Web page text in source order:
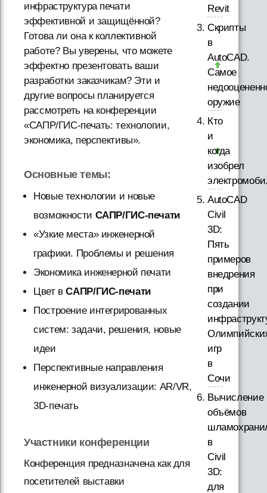
инфраструктура печати
эффективной и защищённой?
Готова ли она к коллективной
работе? Вы уверены, что можете
эффектно презентовать ваши
разработки заказчикам? Эти и
другие вопросы планируется
рассмотреть на конференции
«САПР/ГИС-печать: технологии,
экономика, перспективы».
Основные темы:
Новые технологии и новые
возможности САПР/ГИС-печати
«Узкие места» инженерной
графики. Проблемы и решения
Экономика инженерной печати
Цвет вСАПР/ГИС-печати
Построение интегрированных
систем: задачи, решения, новые
идеи
Перспективные направления
инженерной визуализации: AR/VR,
3D-печать
Участники конференции
Конференция предназначена как для
посетителей выставки
Revit
Скрипты
в
AutoCAD.
Самое
оружие
Кто
и
когда
изобрел
AutoCAD
Civil
3D:
Пять
примеров
внедрения
при
создании
игр
в
Сочи
Вычисление
объёмов
в
Civil
3D:
для